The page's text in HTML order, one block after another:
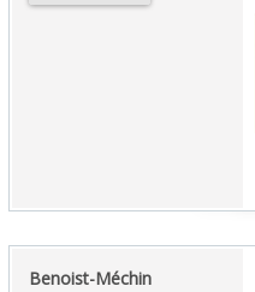
‎Benoist-Méchin‎